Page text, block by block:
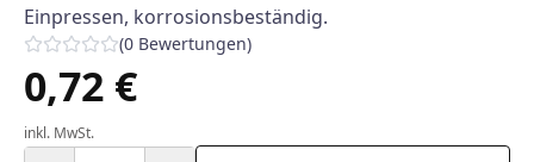
Einpressen, korrosionsbeständig.
(0 Bewertungen)
0,72 €
inkl. MwSt.